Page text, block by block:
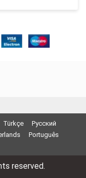
Türkçe
Русский
Português
reserved.